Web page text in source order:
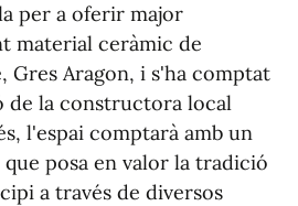
per a oferir major
material ceràmic de
Gres Aragon, i s'ha comptat
de la constructora local
l'espai comptarà amb un
posa en valor la tradició
a través de diversos